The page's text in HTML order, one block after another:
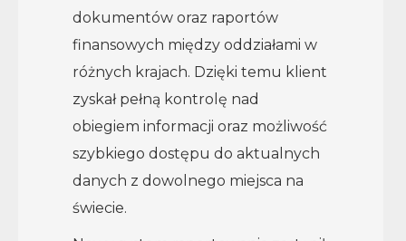
dokumentów oraz raportów
finansowych między oddziałami w
różnych krajach. Dzięki temu klient
zyskał pełną kontrolę nad
obiegiem informacji oraz możliwość
szybkiego dostępu do aktualnych
danych z dowolnego miejsca na
świecie.